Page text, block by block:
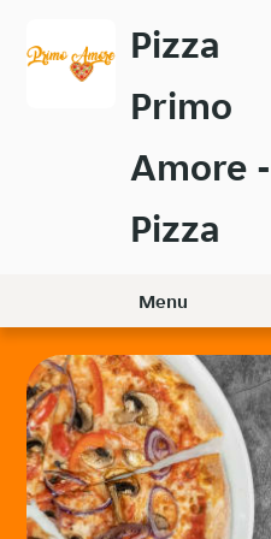
contenuto
Pizza
Primo
Amore -
Pizza
Menu